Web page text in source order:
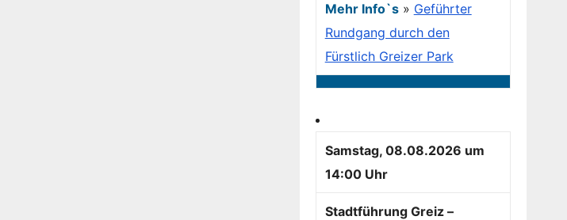
Mehr Info`s» Geführter
Rundgang durch den
Fürstlich Greizer Park
Samstag, 08.08.2026 um
14:00 Uhr
Stadtführung Greiz –